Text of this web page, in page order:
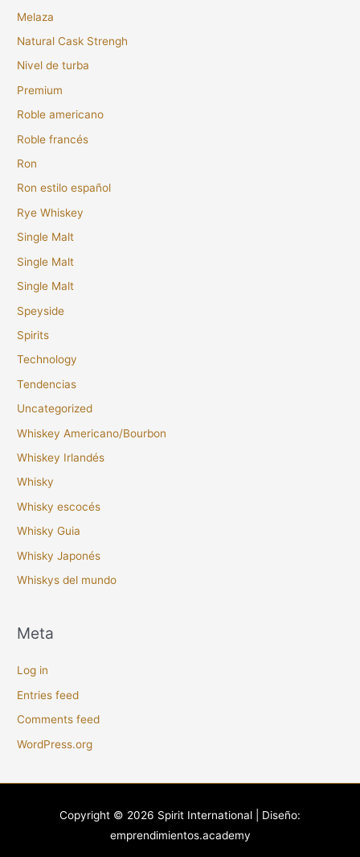
Melaza
Natural Cask Strengh
Nivel de turba
Premium
Roble americano
Roble francés
Ron
Ron estilo español
Rye Whiskey
Single Malt
Single Malt
Single Malt
Speyside
Spirits
Technology
Tendencias
Uncategorized
Whiskey Americano/Bourbon
Whiskey Irlandés
Whisky
Whisky escocés
Whisky Guia
Whisky Japonés
Whiskys del mundo
Meta
Log in
Entries feed
Comments feed
WordPress.org
Copyright © 2026 Spirit International | Diseño:
emprendimientos.academy